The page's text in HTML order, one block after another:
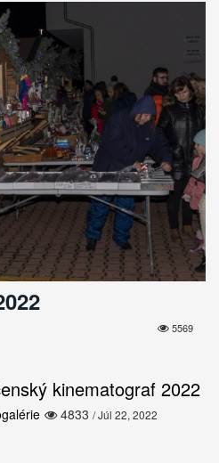
5569
kinematograf 2022
4833 / Júl 22, 2022